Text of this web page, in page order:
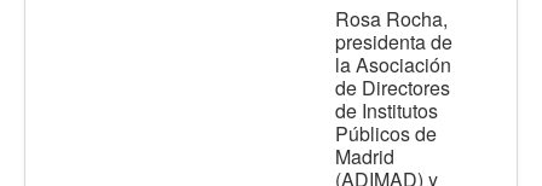
Rosa Rocha,
presidenta de
la Asociación
de Directores
de Institutos
Públicos de
Madrid
(ADIMAD) y